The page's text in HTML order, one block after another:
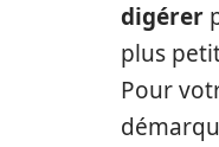
digérer
plus
Pour